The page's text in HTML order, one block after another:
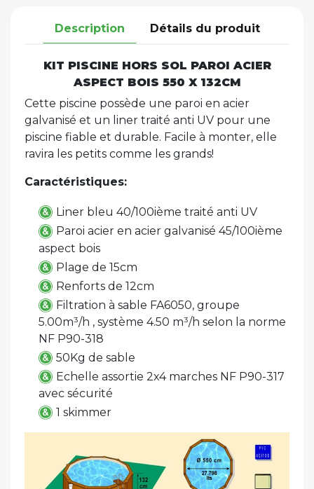
Description Détails du produit
KIT PISCINE HORS SOL PAROI ACIER
ASPECT BOIS 550 X 132CM
Cette piscine possède une paroi en acier
galvanisé et un liner traité anti UV pour une
piscine fiable et durable. Facile à monter, elle
ravira les petits comme les grands!
Caractéristiques:
Liner bleu 40/100ième traité anti UV
Paroi acier en acier galvanisé 45/100ième
aspect bois
Plage de 15cm
Renforts de 12cm
Filtration à sable FA6050, groupe
5.00m³/h , système 4.50 m³/h selon la norme
NF P90-318
50Kg de sable
Echelle assortie 2x4 marches NF P90-317
avec sécurité
1 skimmer